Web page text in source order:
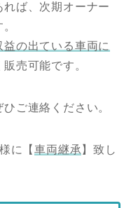
ば、次期オーナー
益の出ている車両に
売可能です。
ご連絡ください。
に【車両継承 】致し